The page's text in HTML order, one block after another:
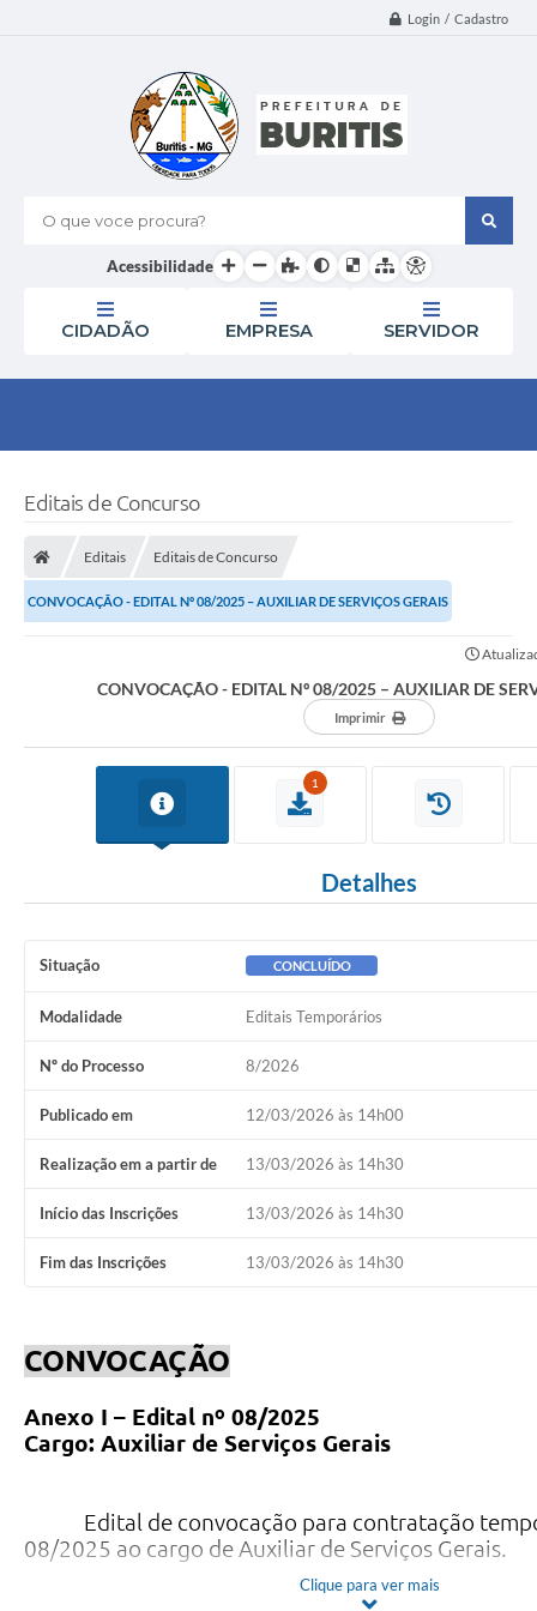
Login / Cadastro
O que voce procura?
Acessibilidade
CIDADÃO EMPRESA SERVIDOR
Editais de Concurso
Editais Editais de Concurso
CONVOCAÇÃO - EDITAL Nº 08/2025 – AUXILIAR DE SERVIÇOS GERAIS
CONVOCAÇÃO - EDITAL Nº 08/2025 – AUXILIAR DE
Imprimir
1
Detalhes
Situação CONCLUÍDO
Modalidade Editais Temporários
Nº do Processo 8/2026
Publicado em 12/03/2026 às 14h00
Realização em a partir de 13/03/2026 às 14h30
Início das Inscrições 13/03/2026 às 14h30
Fim das Inscrições 13/03/2026 às 14h30
CONVOCAÇÃO
Anexo I – Edital nº 08/2025
Cargo: Auxiliar de Serviços Gerais
Edital de convocação para contratação
08/2025 ao cargo de Auxiliar de Serviços Gerais.
Clique para ver mais